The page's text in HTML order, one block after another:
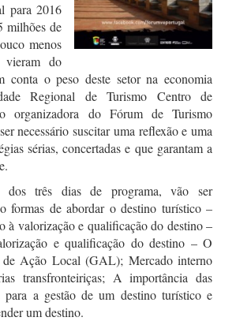
para 2016
milhões de
menos
do
conta o peso deste setor na economia
Regional de Turismo Centro de
organizadora do Fórum de Turismo
necessário suscitar uma reflexão e uma
sérias, concertadas e que garantam a
dos três dias de programa, vão ser
formas de abordar o destino turístico –
à valorização e qualificação do destino –
e qualificação do destino – O
de Ação Local (GAL); Mercado interno
transfronteiriças; A importância das
para a gestão de um destino turístico e
um destino.